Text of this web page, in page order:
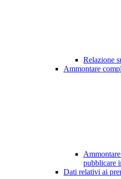
Relazione
Ammontare
pubblicare
Dati relativi ai